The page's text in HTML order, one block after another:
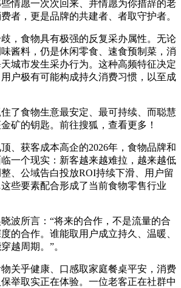
情愿一次次回来、并情愿为你措辞的老
者，更是品牌的共建者、者取守护者。
食物具有极强的反复采办属性。无论
酱料，仍是休闲零食、速食预制菜，消
城市发生采办行为。这种高频特征决定
户极有可能构成持久消费习惯，以至成
食物生意最安定、最可持续、而聪慧
矿的钥匙。前往搜狐，查看更多！
获客成本高企的2026年，食物品牌和
一个现实：新客越来越难拉，越来越低
、公域告白投放ROI持续下滑、用户留
些要素配合形成了当前食物零售行业
所言：“将来的合作，不是流量的合
的合作。谁能取用户成立持久、温暖、
越周期。”。
乎健康、口感取家庭餐桌平安，消费
举取实正在体验。一位老客正在社群中